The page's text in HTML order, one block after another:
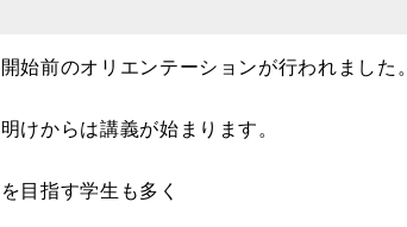
始前のオリエンテーションが行われました。
けからは講義が始まります。
目指す学生も多く